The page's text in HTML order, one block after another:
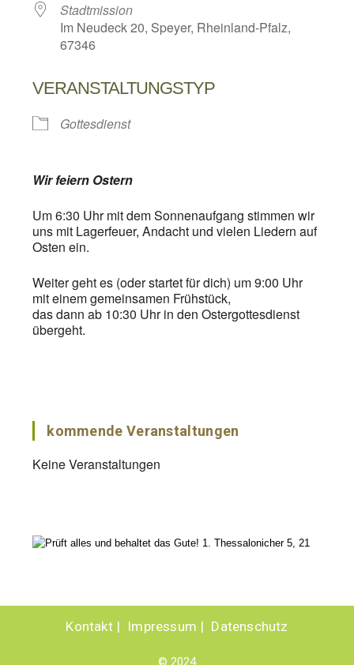
Stadtmission
Im Neudeck 20, Speyer, Rheinland-Pfalz,
67346
VERANSTALTUNGSTYP
Gottesdienst
Wir feiern Ostern
Um 6:30 Uhr mit dem Sonnenaufgang stimmen wir
uns mit Lagerfeuer, Andacht und vielen Liedern auf
Osten ein.
Weiter geht es (oder startet für dich) um 9:00 Uhr
mit einem gemeinsamen Frühstück,
das dann ab 10:30 Uhr in den Ostergottesdienst
übergeht.
kommende Veranstaltungen
Keine Veranstaltungen
Kontakt Impressum Datenschutz
© 2024